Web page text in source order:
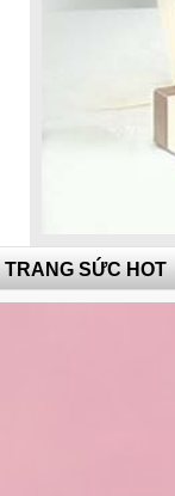
TRANG SỨC HOT